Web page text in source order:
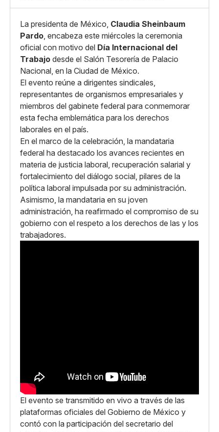
La presidenta de México, Claudia Sheinbaum
Pardo, encabeza este miércoles la ceremonia
oficial con motivo del Día Internacional del
Trabajo desde el Salón Tesorería de Palacio
Nacional, en la Ciudad de México.
El evento reúne a dirigentes sindicales,
representantes de organismos empresariales y
miembros del gabinete federal para conmemorar
esta fecha emblemática para los derechos
laborales en el país.
En el marco de la celebración, la mandataria
federal ha destacado los avances recientes en
materia de justicia laboral, recuperación salarial y
fortalecimiento del diálogo social, pilares de la
política laboral impulsada por su administración.
Asimismo, la mandataria en su joven
administración, ha reafirmado el compromiso de su
gobierno con el respeto a los derechos de las y los
trabajadores.
El evento se transmitido en vivo a través de las
plataformas oficiales del Gobierno de México y
contó con la participación del secretario del